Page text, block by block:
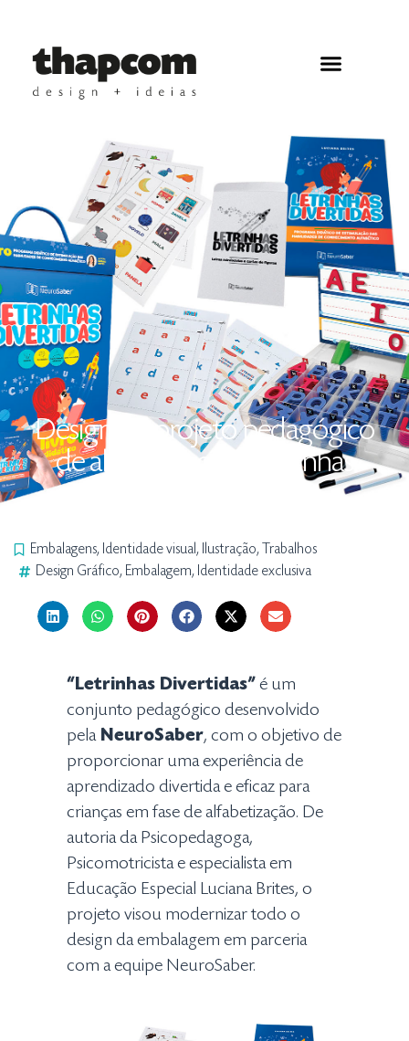
Design do projeto pedagógico
de alfabetização “Letrinhas
Embalagens, Identidade visual , Ilustração,
Trabalhos
Design Gráfico, Embalagem, Identidade exclusiva
“Letrinhas Divertidas” é um
conjunto pedagógico desenvolvido
pelaNeuroSaber, com o objetivo de
proporcionar uma experiência de
aprendizado divertida e eficaz para
crianças em fase de alfabetização. De
autoria da Psicopedagoga,
Psicomotricista e especialista em
Educação Especial Luciana Brites, o
projeto visou modernizar todo o
design da embalagem em parceria
com a equipe NeuroSaber.